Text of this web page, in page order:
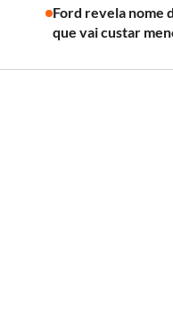
Ford revela nome
que vai custar